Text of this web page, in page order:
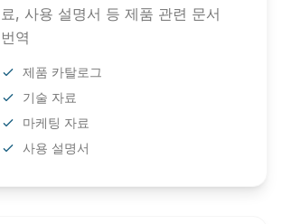
료, 사용 설명서 등 제품 관련 문서
번역
제품 카탈로그
기술 자료
마케팅 자료
사용 설명서